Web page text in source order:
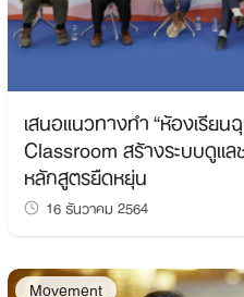
เสนอแนวทางทำ “ห้องเรียนฉุกเฉิน”
Classroom สร้างระบบดูแลช่
หลักสูตรยืดหยุ่น
16 ธันวาคม 2564
Movement